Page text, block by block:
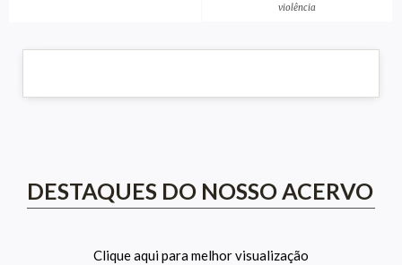
violência
DESTAQUES DO NOSSO ACERVO
Clique aqui para melhor visualização